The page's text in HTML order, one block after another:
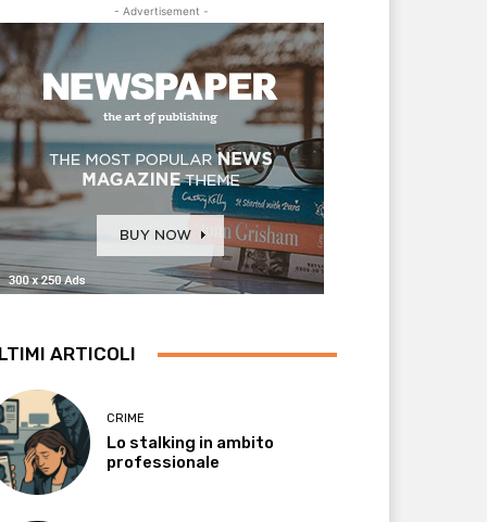
- Advertisement -
ARTICOLI
CRIME
Lo stalking in ambito
professionale